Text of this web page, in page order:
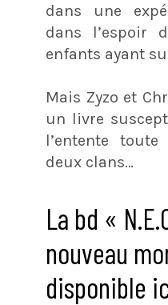
dans une
dans l’espoir
enfants ayant
Mais Zyzo et
un livre
l’entente
deux clans…
La bd «
nouveau
disponible